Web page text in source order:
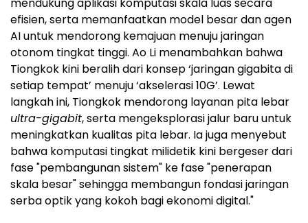
efisien, serta memanfaatkan model besar dan agen
AI untuk mendorong kemajuan menuju jaringan
otonom tingkat tinggi. Ao Li menambahkan bahwa
Tiongkok kini beralih dari konsep ‘jaringan gigabita di
setiap tempat’ menuju ‘akselerasi 10G’. Lewat
langkah ini, Tiongkok mendorong layanan pita lebar
ultra-gigabit, serta mengeksplorasi jalur baru untuk
meningkatkan kualitas pita lebar. Ia juga menyebut
bahwa komputasi tingkat milidetik kini bergeser dari
fase "pembangunan sistem" ke fase "penerapan
skala besar" sehingga membangun fondasi jaringan
serba optik yang kokoh bagi ekonomi digital."